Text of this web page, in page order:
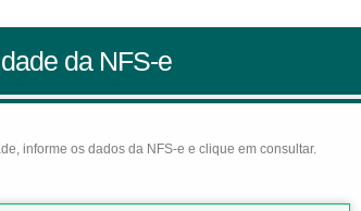
da NFS-e
informe os dados da NFS-e e clique em consultar.